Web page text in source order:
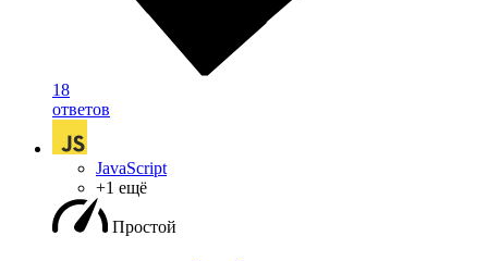
18
ответов
JavaScript
+1 ещё
Простой